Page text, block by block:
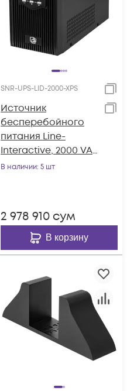
SNR-UPS-LID-2000-XPS
Источник
бесперебойного
питания Line-
Interactive, 2000 VA,
без встроенных АКБ
В наличии: 5 шт
2 978 910 сум
В корзину